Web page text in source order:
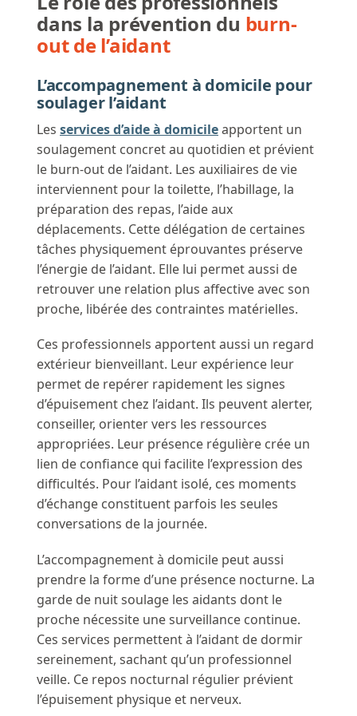
dans la prévention du burn-
out de l’aidant
L’accompagnement à domicile pour
soulager l’aidant
Les services d’aide à domicileapportent un
soulagement concret au quotidien et prévient
le burn-out de l’aidant. Les auxiliaires de vie
interviennent pour la toilette, l’habillage, la
préparation des repas, l’aide aux
déplacements. Cette délégation de certaines
tâches physiquement éprouvantes préserve
l’énergie de l’aidant. Elle lui permet aussi de
retrouver une relation plus affective avec son
proche, libérée des contraintes matérielles.
Ces professionnels apportent aussi un regard
extérieur bienveillant. Leur expérience leur
permet de repérer rapidement les signes
d’épuisement chez l’aidant. Ils peuvent alerter,
conseiller, orienter vers les ressources
appropriées. Leur présence régulière crée un
lien de confiance qui facilite l’expression des
difficultés. Pour l’aidant isolé, ces moments
d’échange constituent parfois les seules
conversations de la journée.
L’accompagnement à domicile peut aussi
prendre la forme d’une présence nocturne. La
garde de nuit soulage les aidants dont le
proche nécessite une surveillance continue.
Ces services permettent à l’aidant de dormir
sereinement, sachant qu’un professionnel
veille. Ce repos nocturnal régulier prévient
l’épuisement physique et nerveux.